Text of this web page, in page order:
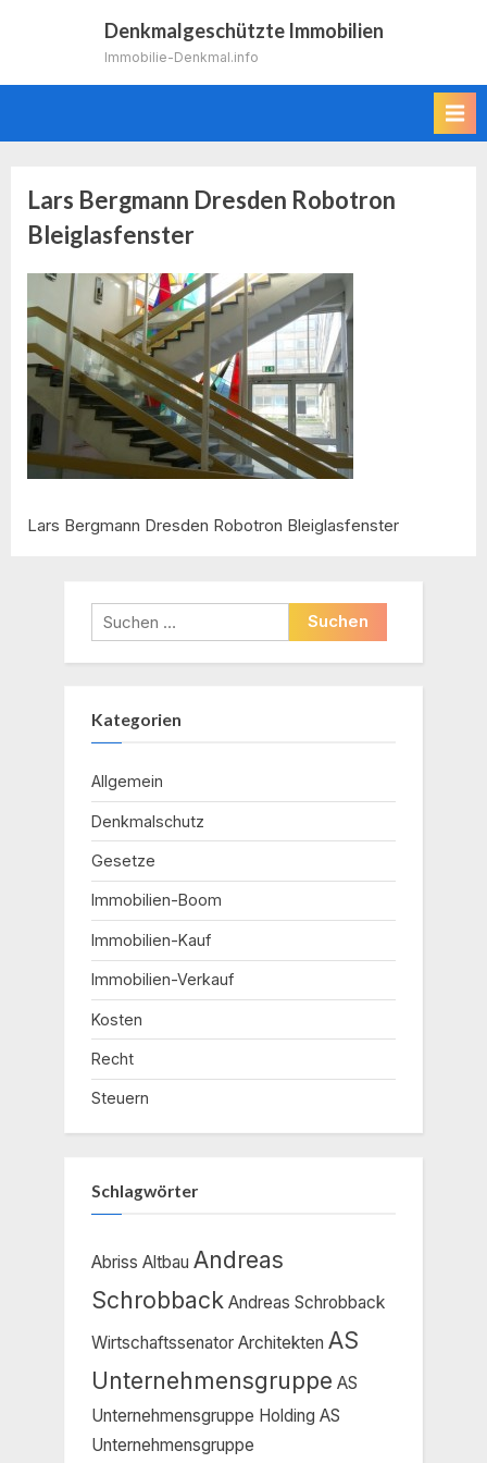
Denkmalgeschützte Immobilien
Immobilie-Denkmal.info
Lars Bergmann Dresden Robotron
Bleiglasfenster
Lars Bergmann Dresden Robotron Bleiglasfenster
Suchen
nach:
Kategorien
Allgemein
Denkmalschutz
Gesetze
Immobilien-Boom
Immobilien-Kauf
Immobilien-Verkauf
Kosten
Recht
Steuern
Schlagwörter
Abriss Altbau Andreas
Schrobback Andreas Schrobback
Wirtschaftssenator Architekten AS
Unternehmensgruppe AS
Unternehmensgruppe Holding AS
Unternehmensgruppe